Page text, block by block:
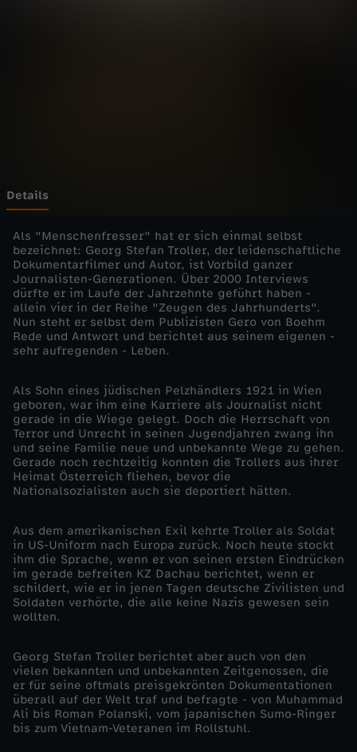
r
h
u
n
d
e
r
t
-
G
e
o
r
g
Details
Als "Menschenfresser" hat er sich einmal selbst
bezeichnet: Georg Stefan Troller, der leidenschaftliche
Dokumentarfilmer und Autor, ist Vorbild ganzer
Journalisten-Generationen. Über 2000 Interviews
dürfte er im Laufe der Jahrzehnte geführt haben -
allein vier in der Reihe "Zeugen des Jahrhunderts".
Nun steht er selbst dem Publizisten Gero von Boehm
Rede und Antwort und berichtet aus seinem eigenen -
sehr aufregenden - Leben.
Als Sohn eines jüdischen Pelzhändlers 1921 in Wien
geboren, war ihm eine Karriere als Journalist nicht
gerade in die Wiege gelegt. Doch die Herrschaft von
Terror und Unrecht in seinen Jugendjahren zwang ihn
und seine Familie neue und unbekannte Wege zu gehen.
Gerade noch rechtzeitig konnten die Trollers aus ihrer
Heimat Österreich fliehen, bevor die
Nationalsozialisten auch sie deportiert hätten.
Aus dem amerikanischen Exil kehrte Troller als Soldat
in US-Uniform nach Europa zurück. Noch heute stockt
ihm die Sprache, wenn er von seinen ersten Eindrücken
im gerade befreiten KZ Dachau berichtet, wenn er
schildert, wie er in jenen Tagen deutsche Zivilisten und
Soldaten verhörte, die alle keine Nazis gewesen sein
wollten.
Georg Stefan Troller berichtet aber auch von den
vielen bekannten und unbekannten Zeitgenossen, die
er für seine oftmals preisgekrönten Dokumentationen
überall auf der Welt traf und befragte - von Muhammad
Ali bis Roman Polanski, vom japanischen Sumo-Ringer
bis zum Vietnam-Veteranen im Rollstuhl.